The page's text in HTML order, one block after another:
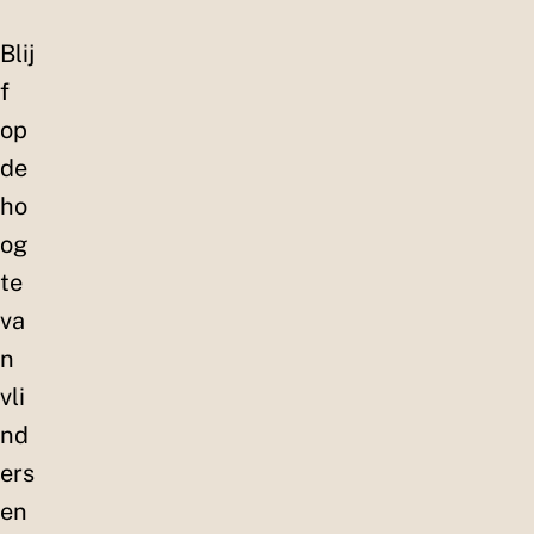
Blij
f
op
de
ho
og
te
va
n
vli
nd
ers
en